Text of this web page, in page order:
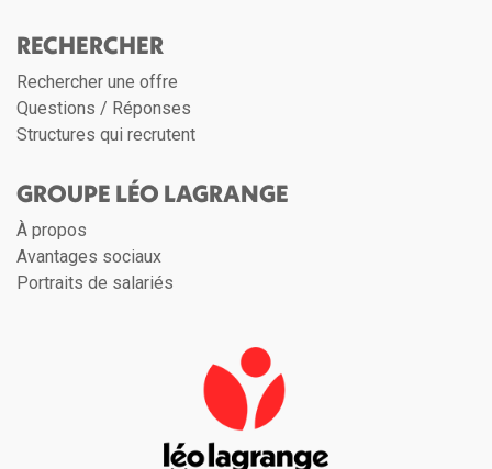
RECHERCHER
Rechercher une offre
Questions / Réponses
Structures qui recrutent
GROUPE LÉO LAGRANGE
À propos
Avantages sociaux
Portraits de salariés